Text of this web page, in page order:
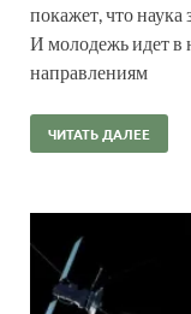
покажет, что
И молодежь идет в
направлениям
ЧИТАТЬ ДАЛЕЕ